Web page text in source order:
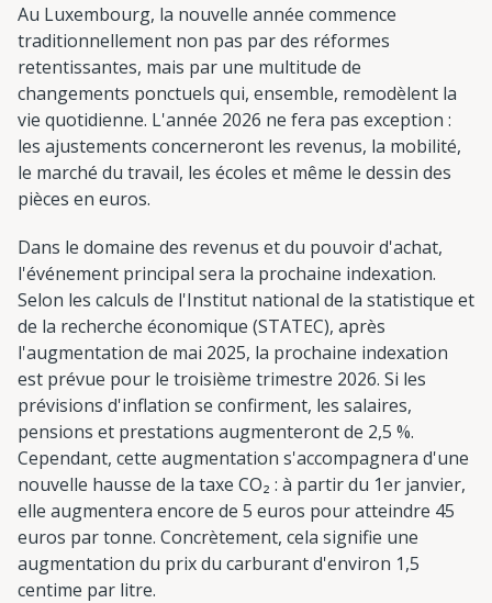
Au Luxembourg, la nouvelle année commence
traditionnellement non pas par des réformes
retentissantes, mais par une multitude de
changements ponctuels qui, ensemble, remodèlent la
vie quotidienne. L'année 2026 ne fera pas exception :
les ajustements concerneront les revenus, la mobilité,
le marché du travail, les écoles et même le dessin des
pièces en euros.
Dans le domaine des revenus et du pouvoir d'achat,
l'événement principal sera la prochaine indexation.
Selon les calculs de l'Institut national de la statistique et
de la recherche économique (STATEC), après
l'augmentation de mai 2025, la prochaine indexation
est prévue pour le troisième trimestre 2026. Si les
prévisions d'inflation se confirment, les salaires,
pensions et prestations augmenteront de 2,5 %.
Cependant, cette augmentation s'accompagnera d'une
nouvelle hausse de la taxe CO₂ : à partir du 1er janvier,
elle augmentera encore de 5 euros pour atteindre 45
euros par tonne. Concrètement, cela signifie une
augmentation du prix du carburant d'environ 1,5
centime par litre.